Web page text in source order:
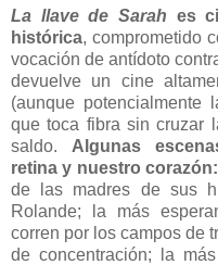
La llave de Sarah es
histórica, comprometido
vocación de antídoto
devuelve un cine
(aunque potencialmente
que toca fibra sin cruzar
saldo. Algunas
retina y nuestro corazón:
de las madres de sus
Rolande; la más
corren por los campos de
de concentración; la